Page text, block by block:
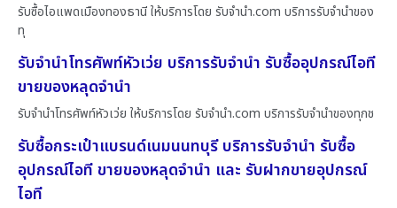
รับซื้อไอแพดเมืองทองธานี ให้บริการโดย รับจํานํา.com บริการรับจำนำของ
ทุ
รับจำนำโทรศัพท์หัวเว่ย บริการรับจำนำ รับซื้ออุปกรณ์ไอที
ขายของหลุดจำนำ
รับจำนำโทรศัพท์หัวเว่ย ให้บริการโดย รับจํานํา.com บริการรับจำนำของทุกช
รับซื้อกระเป๋าแบรนด์เนมนนทบุรี บริการรับจำนำ รับซื้อ
อุปกรณ์ไอที ขายของหลุดจำนำ และ รับฝากขายอุปกรณ์
ไอที